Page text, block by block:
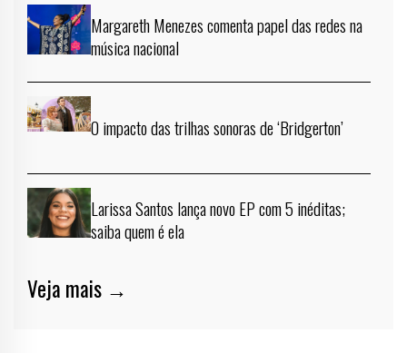
Margareth Menezes comenta papel das redes na
música nacional
O impacto das trilhas sonoras de ‘Bridgerton’
Larissa Santos lança novo EP com 5 inéditas;
saiba quem é ela
Veja mais →